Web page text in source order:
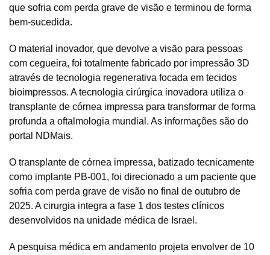
que sofria com perda grave de visão e terminou de forma
bem-sucedida.
O material inovador, que devolve a visão para pessoas
com cegueira, foi totalmente fabricado por impressão 3D
através de tecnologia regenerativa focada em tecidos
bioimpressos. A tecnologia cirúrgica inovadora utiliza o
transplante de córnea impressa para transformar de forma
profunda a oftalmologia mundial. As informações são do
portal NDMais.
O transplante de córnea impressa, batizado tecnicamente
como implante PB-001, foi direcionado a um paciente que
sofria com perda grave de visão no final de outubro de
2025. A cirurgia integra a fase 1 dos testes clínicos
desenvolvidos na unidade médica de Israel.
A pesquisa médica em andamento projeta envolver de 10